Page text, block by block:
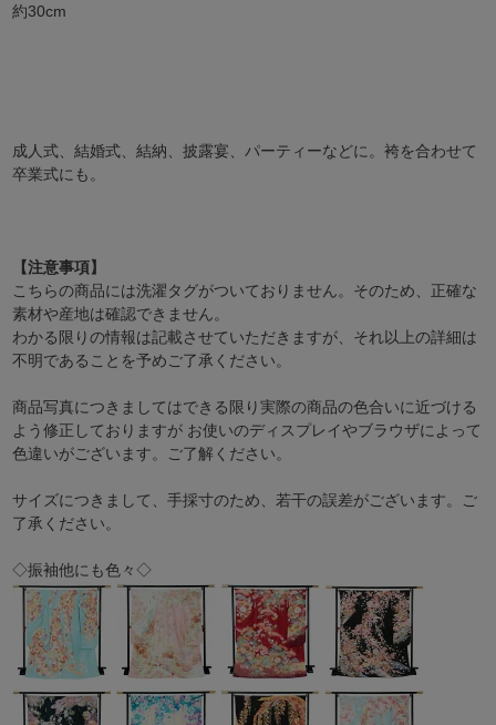
約30cm
成人式、結婚式、結納、披露宴、パーティーなどに。袴を合わせて
卒業式にも。
【注意事項】
こちらの商品には洗濯タグがついておりません。そのため、正確な
素材や産地は確認できません。
わかる限りの情報は記載させていただきますが、それ以上の詳細は
不明であることを予めご了承ください。
商品写真につきましてはできる限り実際の商品の色合いに近づける
よう修正しておりますが お使いのディスプレイやブラウザによって
色違いがございます。ご了解ください。
サイズにつきまして、手採寸のため、若干の誤差がございます。ご
了承ください。
◇振袖他にも色々◇